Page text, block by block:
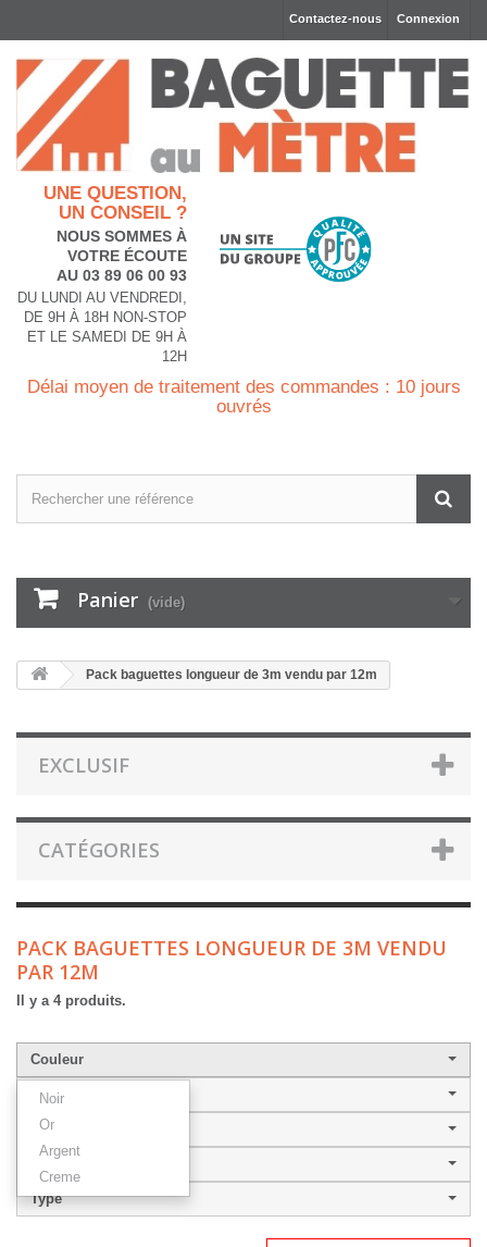
Connexion
Contactez-nous
UNE QUESTION,
UN CONSEIL ?
NOUS SOMMES À
VOTRE ÉCOUTE
AU 03 89 06 00 93
DU LUNDI AU VENDREDI,
DE 9H À 18H NON-STOP
ET LE SAMEDI DE 9H À
12H
Délai moyen de traitement des commandes : 10 jours
ouvrés
Panier (vide)
Pack baguettes longueur de 3m vendu par 12m
EXCLUSIF
CATÉGORIES
PACK BAGUETTES LONGUEUR DE 3M VENDU
PAR 12M
Il y a 4 produits.
Couleur
Noir
Or
Argent
Creme
Largeur de baguette
Style
HAVANA 40
Type